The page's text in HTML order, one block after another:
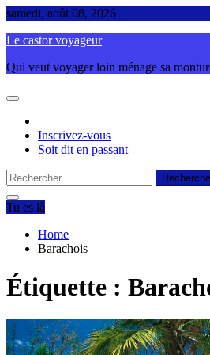
Skip
content
samedi, août 08, 2026
Le castor voyageur
Qui veut voyager loin ménage sa
Inscrivez-vous
Soit dit en passant
Rechercher :
Tu es là
Home
Barachois
Étiquette :